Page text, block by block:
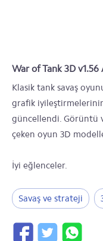
War of Tank 3D v1.56
Klasik tank savaş
grafik
güncellendi. Görüntü
çeken oyun 3D
İyi eğlenceler.
Savaş ve strateji